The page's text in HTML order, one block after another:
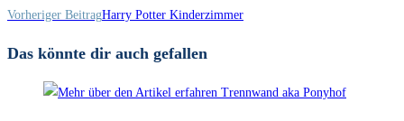
Weitere
Vorheriger BeitragHarry Potter Kinderzimmer
Das könnte dir auch gefallen